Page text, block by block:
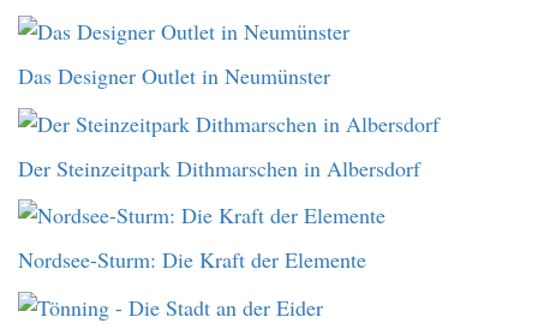
Das Designer Outlet in Neumünster
Der Steinzeitpark Dithmarschen in Albersdorf
Nordsee-Sturm: Die Kraft der Elemente